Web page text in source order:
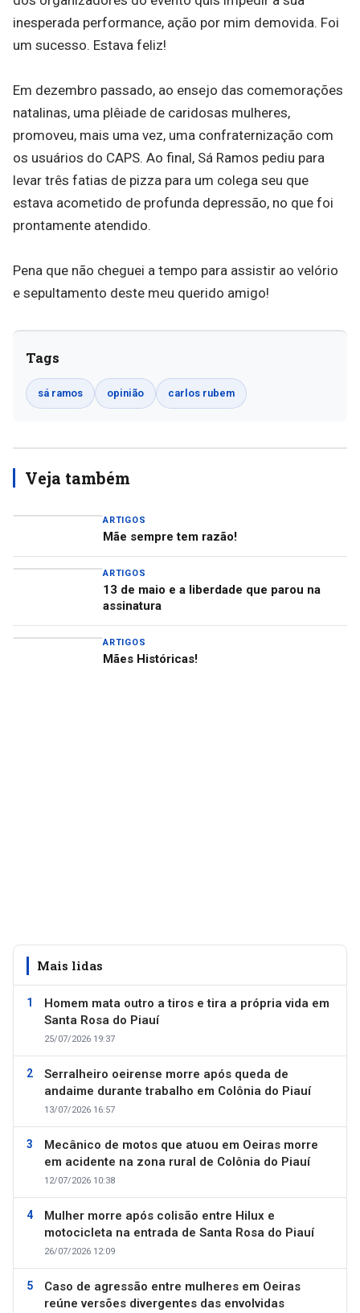
inesperada performance, ação por mim demovida. Foi
um sucesso. Estava feliz!
Em dezembro passado, ao ensejo das comemorações
natalinas, uma plêiade de caridosas mulheres,
promoveu, mais uma vez, uma confraternização com
os usuários do CAPS. Ao final, Sá Ramos pediu para
levar três fatias de pizza para um colega seu que
estava acometido de profunda depressão, no que foi
prontamente atendido.
Pena que não cheguei a tempo para assistir ao velório
e sepultamento deste meu querido amigo!
Tags
sá ramos opinião carlos rubem
Veja também
ARTIGOS
Mãe sempre tem razão!
ARTIGOS
13 de maio e a liberdade que parou na
assinatura
ARTIGOS
Mães Históricas!
Mais lidas
Homem mata outro a tiros e tira a própria vida em
Santa Rosa do Piauí
25/07/2026 19:37
Serralheiro oeirense morre após queda de
andaime durante trabalho em Colônia do Piauí
13/07/2026 16:57
Mecânico de motos que atuou em Oeiras morre
em acidente na zona rural de Colônia do Piauí
12/07/2026 10:38
Mulher morre após colisão entre Hilux e
motocicleta na entrada de Santa Rosa do Piauí
26/07/2026 12:09
Caso de agressão entre mulheres em Oeiras
reúne versões divergentes das envolvidas